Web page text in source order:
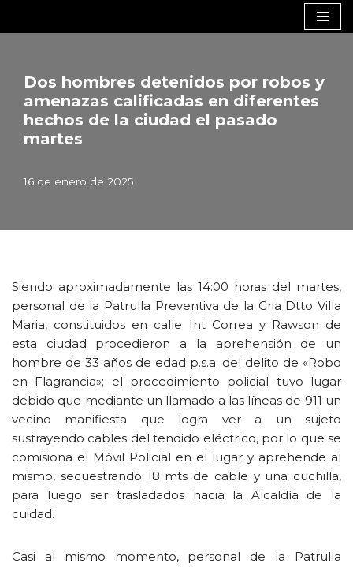
contenido
Dos hombres detenidos por robos y
amenazas calificadas en diferentes
hechos de la ciudad el pasado
martes
16 de enero de 2025
Siendo aproximadamente las 14:00 horas del martes,
personal de la Patrulla Preventiva de la Cria Dtto Villa
Maria, constituidos en calle Int Correa y Rawson de
esta ciudad procedieron a la aprehensión de un
hombre de 33 años de edad p.s.a. del delito de «Robo
en Flagrancia»; el procedimiento policial tuvo lugar
debido que mediante un llamado a las líneas de 911 un
vecino manifiesta que logra ver a un sujeto
sustrayendo cables del tendido eléctrico, por lo que se
comisiona el Móvil Policial en el lugar y aprehende al
mismo, secuestrando 18 mts de cable y una cuchilla,
para luego ser trasladados hacia la Alcaldía de la
cuidad.
Casi al mismo momento, personal de la Patrulla